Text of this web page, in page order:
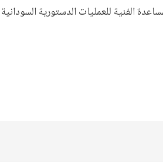
للعمليات الدستورية